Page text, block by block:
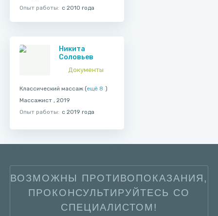
Опыт работы: с 2010 года
Никита
Соловьев
Документы
Классический массаж (ещё 8 )
Массажист , 2019
Опыт работы: с 2019 года
ВОЗМОЖНЫ ПРОТИВОПОКАЗАНИЯ,
ПРОКОНСУЛЬТИРУЙТЕСЬ СО
СПЕЦИАЛИСТОМ!